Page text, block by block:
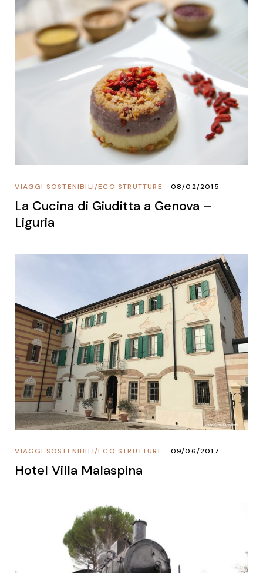
ECO STRUTTURE
/
VIAGGI SOSTENIBILI 08/02/2015
La Cucina di Giuditta a Genova –
Liguria
ECO STRUTTURE
/
VIAGGI SOSTENIBILI 09/06/2017
Hotel Villa Malaspina